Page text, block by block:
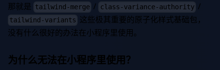
那就是 tailwind-merge / class-variance-authority /
tailwind-variants 这些极其重要的原子化样式基础包，
没有什么很好的办法在小程序里使用。
为什么无法在小程序里使用？